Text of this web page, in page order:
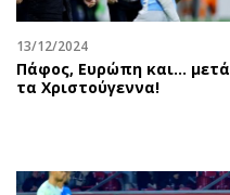
13/12/2024
Πάφος, Ευρώπη και… μετά
τα Χριστούγεννα!